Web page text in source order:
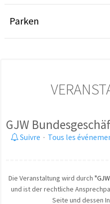
Parken
GJW
Suivre · Tous les
Die Veranstaltung wird durch
und ist der rechtliche
Seite und dessen